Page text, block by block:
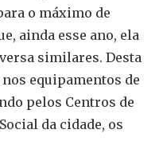
o máximo de
ainda esse ano, ela
similares. Desta
equipamentos de
pelos Centros de
da cidade, os